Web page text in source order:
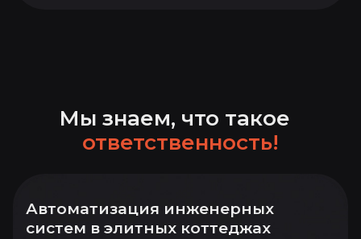
Мы знаем, что такое
ответственность!
Автоматизация инженерных
систем в элитных коттеджах